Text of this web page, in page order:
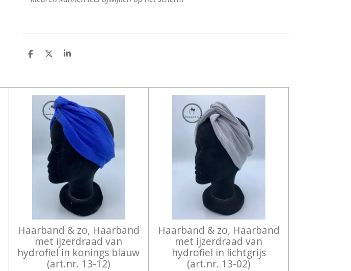
D
N
D
S
E
Haarband & zo, Haarband
met ijzerdraad van
hydrofiel in konings blauw
(art.nr. 13-12)
Haarband & zo, Haarband
met ijzerdraad van
hydrofiel in lichtgrijs
(art.nr. 13-02)